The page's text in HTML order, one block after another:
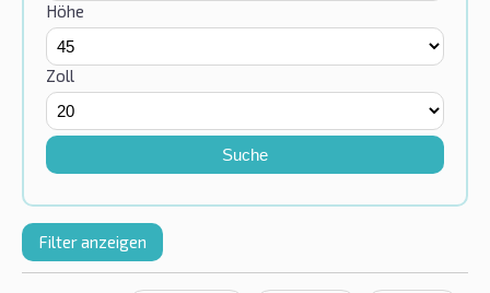
Höhe
Zoll
Suche
Filter anzeigen